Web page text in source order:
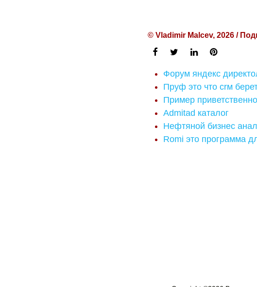
© Vladimir Malcev, 2026 /
Форум яндекс
Пруф это что сrм
Пример
Admitad каталог
Нефтяной бизнес
Romi это программа